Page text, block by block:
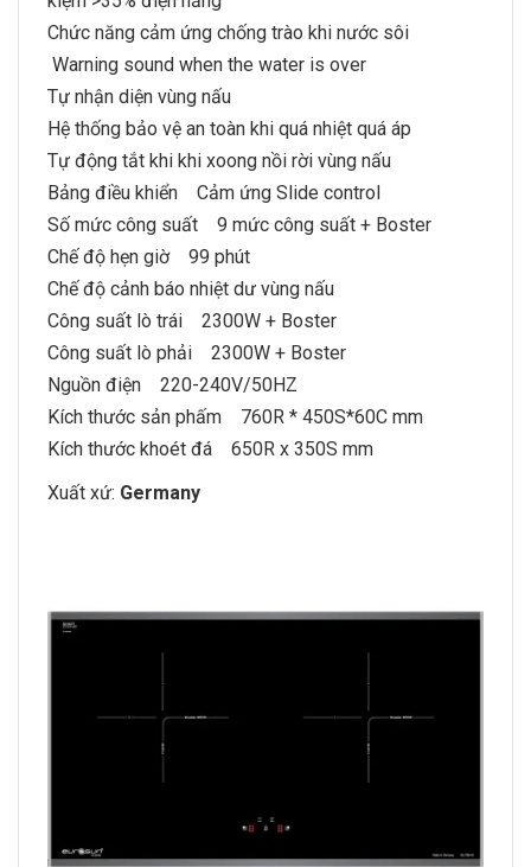
Chức năng cảm ứng chống trào khi nước sôi
Warning sound when the water is over
Tự nhận diện vùng nấu
Hệ thống bảo vệ an toàn khi quá nhiệt quá áp
Tự động tắt khi khi xoong nồi rời vùng nấu
Bảng điều khiển Cảm ứng Slide control
Số mức công suất 9 mức công suất + Boster
Chế độ hẹn giờ 99 phút
Chế độ cảnh báo nhiệt dư vùng nấu
Công suất lò trái 2300W + Boster
Công suất lò phải 2300W + Boster
Nguồn điện 220-240V/50HZ
Kích thước sản phấm 760R * 450S*60C mm
Kích thước khoét đá 650R x 350S mm
Xuất xứ: Germany